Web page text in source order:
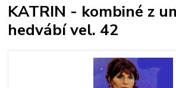
KATRIN - kombiné z
hedvábí vel. 42